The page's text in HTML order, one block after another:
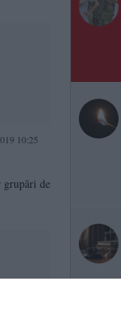
10:25
grupări de